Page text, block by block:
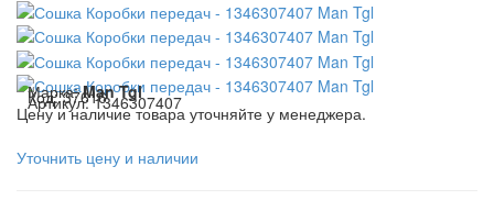
Марка:Man Tgl
Код:37616
Артикул:1346307407
Цену и наличие товара уточняйте у менеджера.
Уточнить цену и наличии